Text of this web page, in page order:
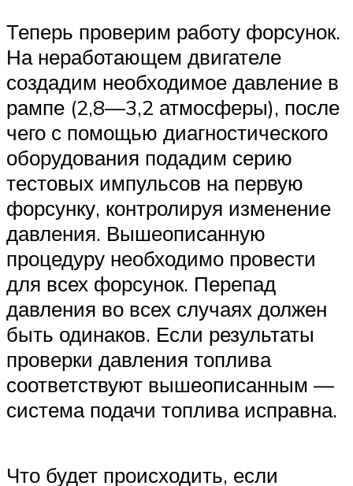
Теперь проверим работу форсунок.
На неработающем двигателе
создадим необходимое давление в
рампе (2,8—3,2 атмосферы), после
чего с помощью диагностического
оборудования подадим серию
тестовых импульсов на первую
форсунку, контролируя изменение
давления. Вышеописанную
процедуру необходимо провести
для всех форсунок. Перепад
давления во всех случаях должен
быть одинаков. Если результаты
проверки давления топлива
соответствуют вышеописанным —
система подачи топлива исправна.
Что будет происходить, если